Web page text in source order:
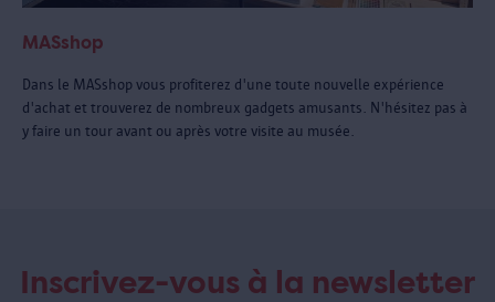
MASshop
Dans le MASshop vous profiterez d'une toute nouvelle expérience
d'achat et trouverez de nombreux gadgets amusants. N'hésitez pas à
y faire un tour avant ou après votre visite au musée.
Inscrivez-vous à la newsletter